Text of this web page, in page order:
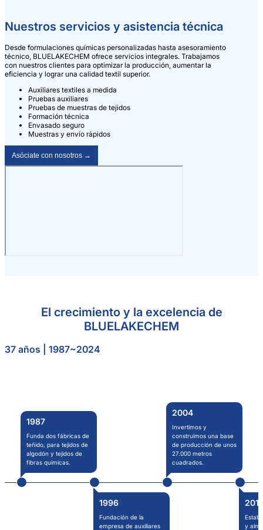
Nuestros servicios y asistencia técnica
Desde formulaciones químicas personalizadas hasta asesoramiento
técnico, BLUELAKECHEM ofrece servicios integrales. Trabajamos
con nuestros clientes para optimizar la producción, aumentar la
eficiencia y lograr una calidad textil superior.
Auxiliares textiles a medida
Pruebas auxiliares
Pruebas de muestras de tejidos
Formación técnica
Envasado seguro
Muestras y envío rápidos
Asóciate con nosotros →
El crecimiento y la excelencia de
BLUELAKECHEM
37 años | 1987~2024
1987
Funda dos fábricas de
teñido, para tejidos de
algodón y tejidos de
fibras químicas.
1996
Fundación de la
empresa de auxiliares
2004
Invertimos y
construimos una base
de producción de unos
27.000 metros
cuadrados.
y